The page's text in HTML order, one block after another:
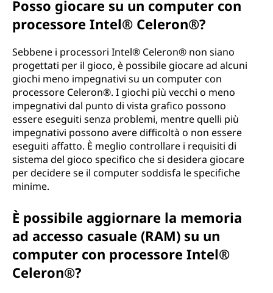
Posso giocare su un computer con
processore Intel® Celeron®?
Sebbene i processori Intel® Celeron® non siano
progettati per il gioco, è possibile giocare ad alcuni
giochi meno impegnativi su un computer con
processore Celeron®. I giochi più vecchi o meno
impegnativi dal punto di vista grafico possono
essere eseguiti senza problemi, mentre quelli più
impegnativi possono avere difficoltà o non essere
eseguiti affatto. È meglio controllare i requisiti di
sistema del gioco specifico che si desidera giocare
per decidere se il computer soddisfa le specifiche
minime.
È possibile aggiornare la memoria
ad accesso casuale (RAM) su un
computer con processore Intel®
Celeron®?